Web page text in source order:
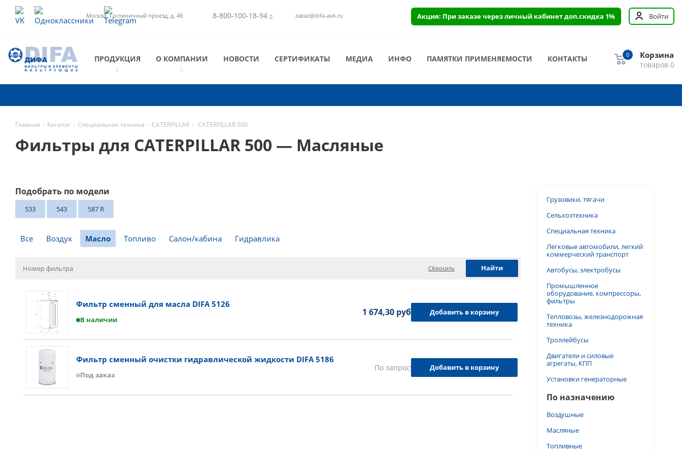
Москва, Гостиничный проезд, д. 4Б 8-800-100-18-94 zakaz@difa-avk.ru Акция: При заказе через личный кабинет доп.скидка 1% Войти
ПРОДУКЦИЯ О КОМПАНИИ НОВОСТИ СЕРТИФИКАТЫ МЕДИА ИНФО ПАМЯТКИ ПРИМЕНЯЕМОСТИ КОНТАКТЫ Корзина
товаров 0
0
Главная - Каталог - Специальная техника - CATERPILLAR - CATERPILLAR 500
Фильтры для CATERPILLAR 500 — Масляные
Подобрать по модели
533 543 587 R
Все Воздух Масло Топливо Салон/кабина Гидравлика
Сбросить
Фильтр сменный для масла DIFA 5126
В наличии
1 674,30 руб. Добавить в корзину
Фильтр сменный очистки гидравлической жидкости DIFA 5186
Под заказ
По запросу Добавить в корзину
Грузовики, тягачи
Сельхозтехника
Специальная техника
Легковые автомобили, легкий
коммерческий транспорт
Автобусы, электробусы
Промышленное
оборудование, компрессоры,
фильтры
Тепловозы, железнодорожная
техника
Троллейбусы
Двигатели и силовые
агрегаты, КПП
Установки генераторные
По назначению
Воздушные
Масляные
Топливные